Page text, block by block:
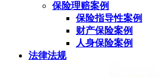
保险理赔案例
保险指导性案例
财产保险案例
人身保险案例
法律法规